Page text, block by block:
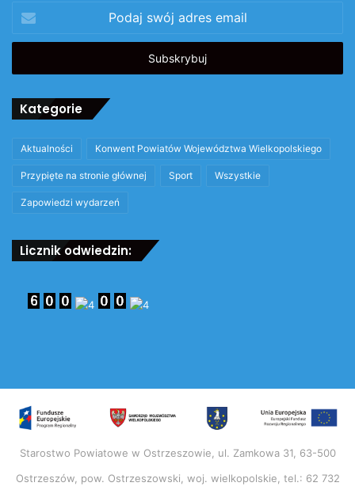
swój
adres
Kategorie
Aktualności Konwent Powiatów Województwa Wielkopolskiego
Przypięte na stronie głównej Sport Wszystkie
Zapowiedzi wydarzeń
Licznik odwiedzin:
Starostwo Powiatowe w Ostrzeszowie, ul. Zamkowa 31, 63-500
Ostrzeszów, pow. Ostrzeszowski, woj. wielkopolskie, tel.: 62 732